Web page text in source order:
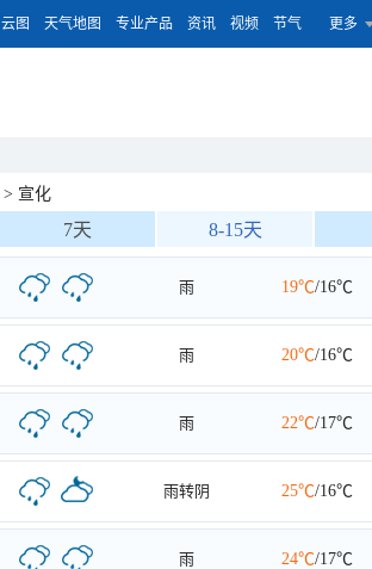
云图 天气地图 专业产品 资讯 视频 节气 更多
> 宣化
7天 8-15天
雨 19℃/16℃
雨 20℃/16℃
雨 22℃/17℃
雨转阴 25℃/16℃
雨 24℃/17℃